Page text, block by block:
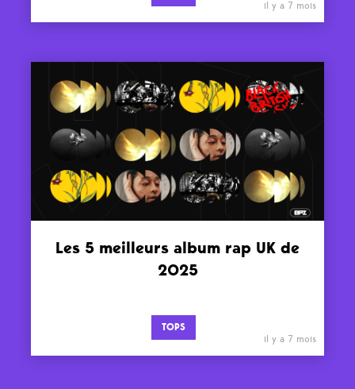
il y a 7 mois
Les 5 meilleurs album rap UK de
2025
TOPS
il y a 7 mois